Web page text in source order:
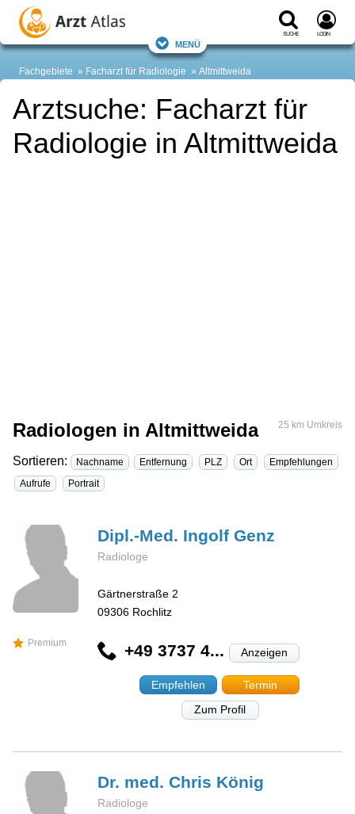
Suche Login
Menü
Fachgebiete Facharzt für Radiologie Altmittweida
Arztsuche: Facharzt für
Radiologie in Altmittweida
Radiologen in Altmittweida 25 km Umkreis
Sortieren: Nachname Entfernung PLZ Ort
Empfehlungen
Aufrufe
Portrait
Premium
Dipl.-Med. IngolfGenz
Radiologe
Gärtnerstraße 2
09306 Rochlitz
+49 3737 4... Anzeigen
Empfehlen
Termin
Zum Profil
Dr. med. Chris König
Radiologe